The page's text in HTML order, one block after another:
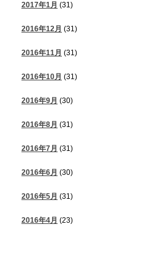
2017年1月 (31)
2016年12月 (31)
2016年11月 (31)
2016年10月 (31)
2016年9月 (30)
2016年8月 (31)
2016年7月 (31)
2016年6月 (30)
2016年5月 (31)
2016年4月 (23)